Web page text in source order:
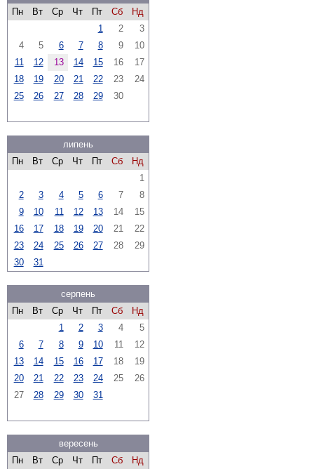
Пн
Вт Ср Чт Пт Сб
Нд
1
2
3
4
5 6 7 8 9
10
11
12 13 14 15 16
17
18
19 20 21 22 23
24
25
26 27 28 29 30
липень
Пн
Вт Ср Чт Пт Сб
Нд
1
2
3 4 5 6 7
8
9
10 11 12 13 14
15
16
17 18 19 20 21
22
23
24 25 26 27 28
29
30
31
серпень
Пн
Вт Ср Чт Пт Сб
Нд
1
2 3 4
5
6
7 8 9 10 11
12
13
14 15 16 17 18
19
20
21 22 23 24 25
26
27
28 29 30 31
вересень
Пн
Вт Ср Чт Пт Сб Нд